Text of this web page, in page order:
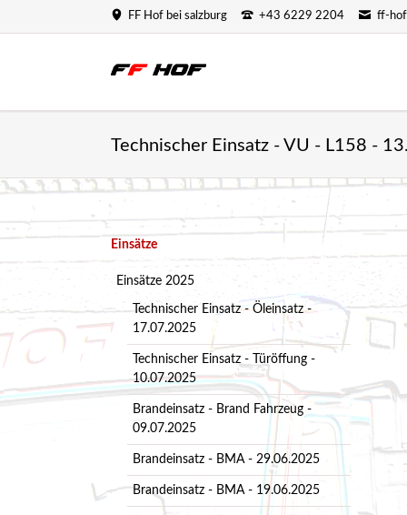
FF Hof bei salzburg +43 6229 2204 ff-
Technischer Einsatz - VU - L158 -
Navigation
Einsätze
Einsätze 2025
Technischer Einsatz - Öleinsatz -
17.07.2025
Technischer Einsatz - Türöffung -
10.07.2025
Brandeinsatz - Brand Fahrzeug -
09.07.2025
Brandeinsatz - BMA - 29.06.2025
Brandeinsatz - BMA - 19.06.2025